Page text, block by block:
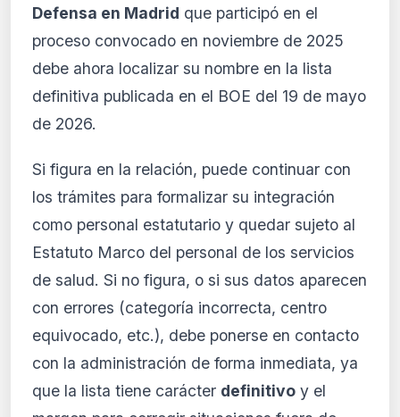
Defensa en Madrid que participó en el
proceso convocado en noviembre de 2025
debe ahora localizar su nombre en la lista
definitiva publicada en el BOE del 19 de mayo
de 2026.
Si figura en la relación, puede continuar con
los trámites para formalizar su integración
como personal estatutario y quedar sujeto al
Estatuto Marco del personal de los servicios
de salud. Si no figura, o si sus datos aparecen
con errores (categoría incorrecta, centro
equivocado, etc.), debe ponerse en contacto
con la administración de forma inmediata, ya
que la lista tiene carácter definitivo y el